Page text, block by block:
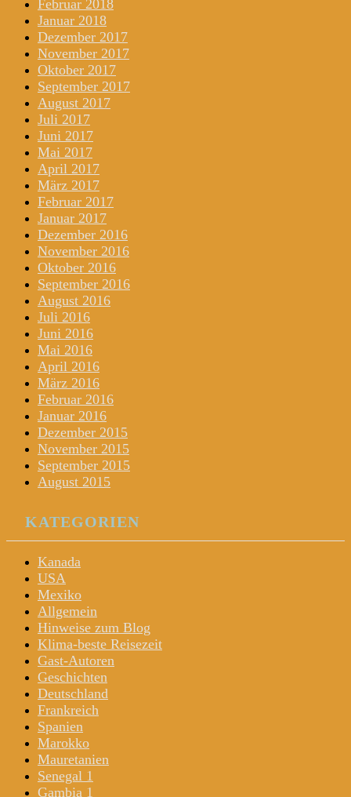
Februar 2018
Januar 2018
Dezember 2017
November 2017
Oktober 2017
September 2017
August 2017
Juli 2017
Juni 2017
Mai 2017
April 2017
März 2017
Februar 2017
Januar 2017
Dezember 2016
November 2016
Oktober 2016
September 2016
August 2016
Juli 2016
Juni 2016
Mai 2016
April 2016
März 2016
Februar 2016
Januar 2016
Dezember 2015
November 2015
September 2015
August 2015
KATEGORIEN
Kanada
USA
Mexiko
Allgemein
Hinweise zum Blog
Klima-beste Reisezeit
Gast-Autoren
Geschichten
Deutschland
Frankreich
Spanien
Marokko
Mauretanien
Senegal 1
Gambia 1